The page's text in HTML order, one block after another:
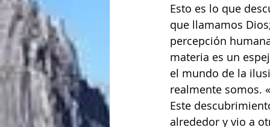
Esto es lo que
que llamamos
percepción
materia es un
el mundo de la
realmente somos.
Este
alrededor y vio a